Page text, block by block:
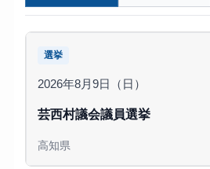
選挙
2026年8月9日（日）
芸西村議会議員選挙
高知県